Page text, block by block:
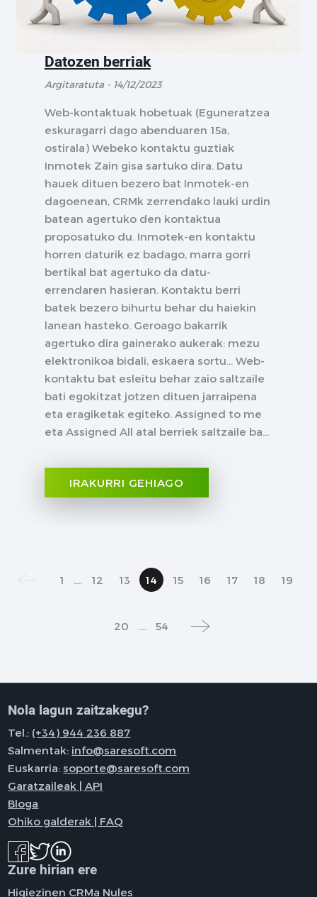
Datozen berriak
Argitaratuta - 14/12/2023
Web-kontaktuak hobetuak (Eguneratzea
eskuragarri dago abenduaren 15a,
ostirala) Webeko kontaktu guztiak
Inmotek Zain gisa sartuko dira. Datu
hauek dituen bezero bat Inmotek-en
dagoenean, CRMk zerrendako lauki urdin
batean agertuko den kontaktua
proposatuko du. Inmotek-en kontaktu
horren daturik ez badago, marra gorri
bertikal bat agertuko da datu-
errendaren hasieran. Kontaktu berri
batek bezero bihurtu behar du haiekin
lanean hasteko. Geroago bakarrik
agertuko dira gainerako aukerak: mezu
elektronikoa bidali, eskaera sortu... Web-
kontaktu bat esleitu behar zaio saltzaile
bati egokitzat jotzen dituen jarraipena
eta eragiketak egiteko. Assigned to me
eta Assigned All atal berriek saltzaile ba...
IRAKURRI GEHIAGO
1 .... 12 13 14 15 16 17 18 19
20 .... 54
Nola lagun zaitzakegu?
Tel.: (+34) 944 236 887
Salmentak: info@saresoft.com
Euskarria:soporte@saresoft.com
Garatzaileak | API
Bloga
Ohiko galderak | FAQ
Zure hirian ere
Higiezinen CRMa Nules